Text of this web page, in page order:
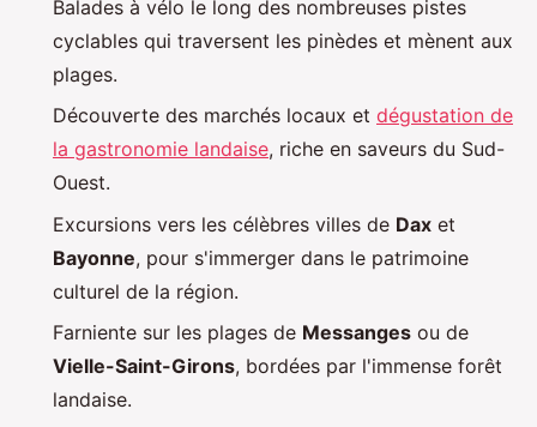
Balades à vélo le long des nombreuses pistes
cyclables qui traversent les pinèdes et mènent aux
plages.
Découverte des marchés locaux et dégustation de
la gastronomie landaise, riche en saveurs du Sud-
Ouest.
Excursions vers les célèbres villes de Dax et
Bayonne, pour s'immerger dans le patrimoine
culturel de la région.
Farniente sur les plages de Messanges ou de
Vielle-Saint-Girons, bordées par l'immense forêt
landaise.